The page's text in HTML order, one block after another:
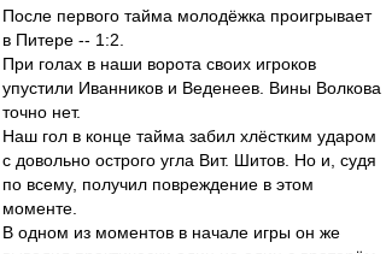
После первого тайма молодёжка проигрывает
в Питере -- 1:2.
При голах в наши ворота своих игроков
упустили Иванников и Веденеев. Вины Волкова
точно нет.
Наш гол в конце тайма забил хлёстким ударом
с довольно острого угла Вит. Шитов. Но и, судя
по всему, получил повреждение в этом
моменте.
В одном из моментов в начале игры он же